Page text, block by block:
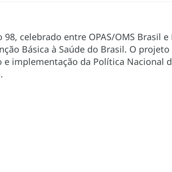
98, celebrado entre OPAS/OMS
Básica à Saúde do Brasil. O
implementação da Política Nacional